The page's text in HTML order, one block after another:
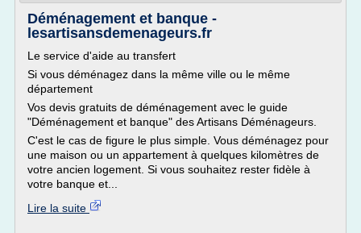
Déménagement et banque -
lesartisansdemenageurs.fr
Le service d'aide au transfert
Si vous déménagez dans la même ville ou le même
département
Vos devis gratuits de déménagement avec le guide
"Déménagement et banque" des Artisans Déménageurs.
C'est le cas de figure le plus simple. Vous déménagez pour
une maison ou un appartement à quelques kilomètres de
votre ancien logement. Si vous souhaitez rester fidèle à
votre banque et...
Lire la suite